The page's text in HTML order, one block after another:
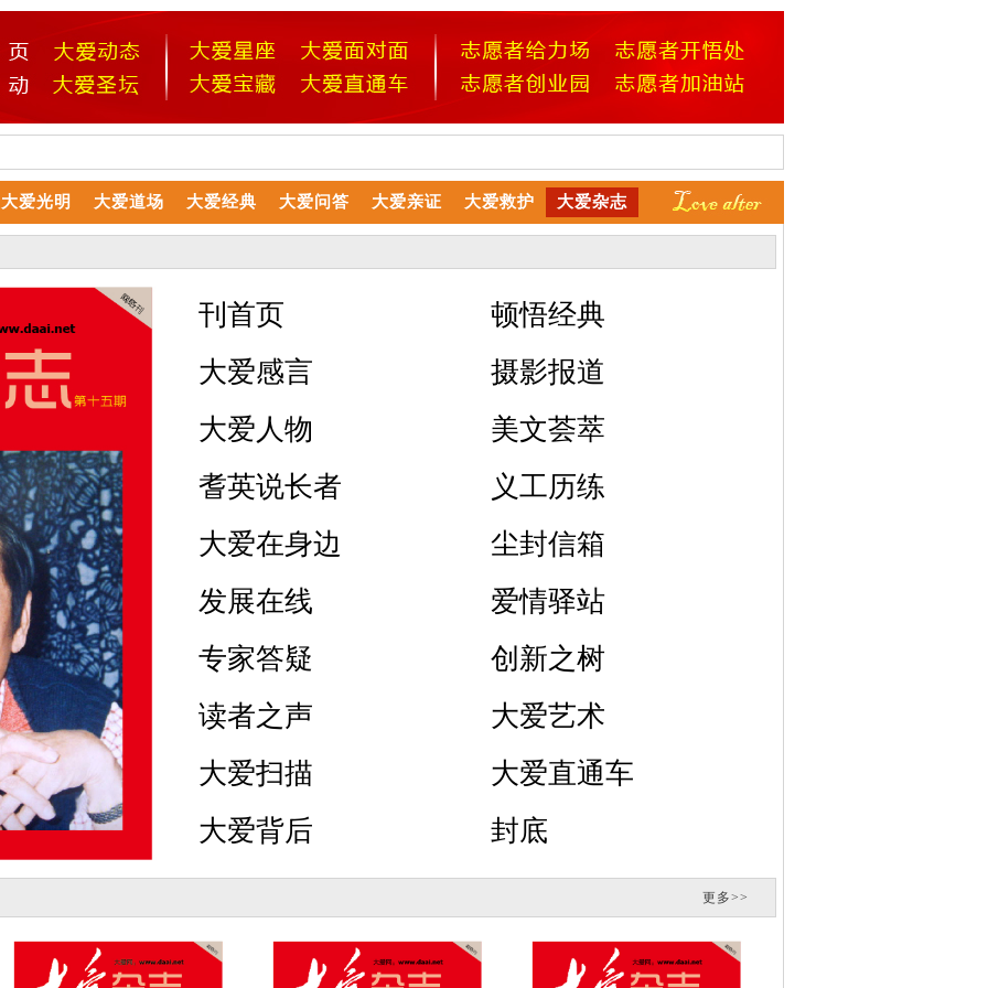
大爱光明 大爱道场 大爱经典 大爱问答 大爱亲证 大爱救护 大爱杂志
刊首页
大爱感言
大爱人物
耆英说长者
大爱在身边
发展在线
专家答疑
读者之声
大爱扫描
大爱背后
顿悟经典
摄影报道
美文荟萃
义工历练
尘封信箱
爱情驿站
创新之树
大爱艺术
大爱直通车
封底
更多>>